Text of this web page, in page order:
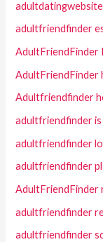
adultfriendfinder
AdultFriendFinder
AdultFriendFinder
Adultfriendfinder
adultfriendfinder
adultfriendfinder
adultfriendfinder
AdultFriendFinder
adultfriendfinder
adultfriendfinder